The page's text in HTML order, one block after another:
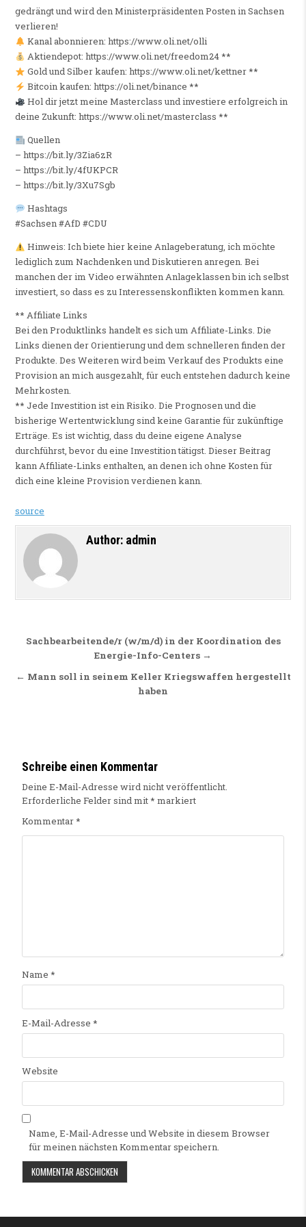
gedrängt und wird den Ministerpräsidenten Posten in Sachsen
verlieren!
Kanal abonnieren: https://www.oli.net/olli
Aktiendepot: https://www.oli.net/freedom24 **
Gold und Silber kaufen: https://www.oli.net/kettner **
Bitcoin kaufen: https://oli.net/binance **
Hol dir jetzt meine Masterclass und investiere erfolgreich in
deine Zukunft: https://www.oli.net/masterclass **
Quellen
– https://bit.ly/3Zia6zR
– https://bit.ly/4fUKPCR
– https://bit.ly/3Xu7Sgb
Hashtags
#Sachsen #AfD #CDU
Hinweis: Ich biete hier keine Anlageberatung, ich möchte
lediglich zum Nachdenken und Diskutieren anregen. Bei
manchen der im Video erwähnten Anlageklassen bin ich selbst
investiert, so dass es zu Interessenskonflikten kommen kann.
** Affiliate Links
Bei den Produktlinks handelt es sich um Affiliate-Links. Die
Links dienen der Orientierung und dem schnelleren finden der
Produkte. Des Weiteren wird beim Verkauf des Produkts eine
Provision an mich ausgezahlt, für euch entstehen dadurch keine
Mehrkosten.
** Jede Investition ist ein Risiko. Die Prognosen und die
bisherige Wertentwicklung sind keine Garantie für zukünftige
Erträge. Es ist wichtig, dass du deine eigene Analyse
durchführst, bevor du eine Investition tätigst. Dieser Beitrag
kann Affiliate-Links enthalten, an denen ich ohne Kosten für
dich eine kleine Provision verdienen kann.
source
Author: admin
Beitragsnavigation
Sachbearbeitende/r (w/m/d) in der Koordination des
Energie-Info-Centers →
← Mann soll in seinem Keller Kriegswaffen hergestellt
haben
Schreibe einen Kommentar
Deine E-Mail-Adresse wird nicht veröffentlicht.
Erforderliche Felder sind mit* markiert
Kommentar*
Name *
E-Mail-Adresse *
Website
Name, E-Mail-Adresse und Website in diesem Browser
für meinen nächsten Kommentar speichern.